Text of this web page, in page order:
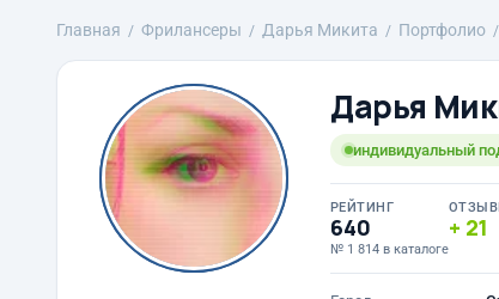
Главная Фрилансеры Дарья Микита Портфолио
Дарья
индивидуальный
РЕЙТИНГ
640
№ 1 814 в каталоге
21